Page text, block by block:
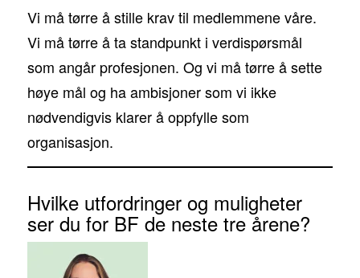
Vi må tørre å stille krav til medlemmene våre.
Vi må tørre å ta standpunkt i verdispørsmål
som angår profesjonen. Og vi må tørre å sette
høye mål og ha ambisjoner som vi ikke
nødvendigvis klarer å oppfylle som
organisasjon.
Hvilke utfordringer og muligheter
ser du for BF de neste tre årene?